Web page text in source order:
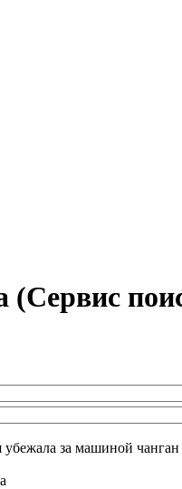
(Сервис
за машиной